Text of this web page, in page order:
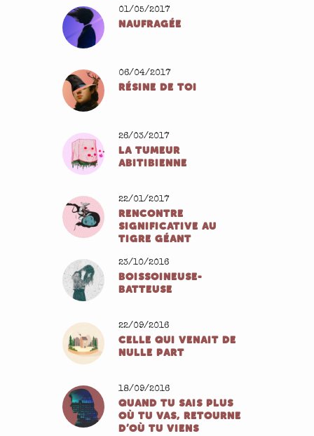
01/05/2017
NAUFRAGÉE
06/04/2017
RÉSINE DE TOI
26/03/2017
LA TUMEUR
ABITIBIENNE
22/01/2017
RENCONTRE
SIGNIFICATIVE AU
TIGRE GÉANT
23/10/2016
BOISSOINEUSE-
BATTEUSE
22/09/2016
CELLE QUI VENAIT DE
NULLE PART
18/09/2016
QUAND TU SAIS PLUS
OÙ TU VAS, RETOURNE
D’OÙ TU VIENS